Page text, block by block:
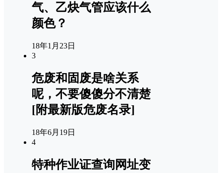
气、乙炔气管应该什么
颜色？
18年1月23日
3
危废和固废是啥关系
呢，不要傻傻分不清楚
[附最新版危废名录]
18年6月19日
4
特种作业证查询网址变